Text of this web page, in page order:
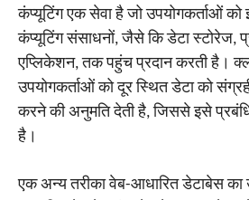
कंप्यूटिंग एक सेवा है जो उपयोगकर्ताओं
कंप्यूटिंग संसाधनों, जैसे कि डेटा स्टोरेज,
एप्लिकेशन, तक पहुंच प्रदान करती है।
उपयोगकर्ताओं को दूर स्थित डेटा को
करने की अनुमति देती है, जिससे इसे
है।
एक अन्य तरीका वेब-आधारित डेटाबेस का